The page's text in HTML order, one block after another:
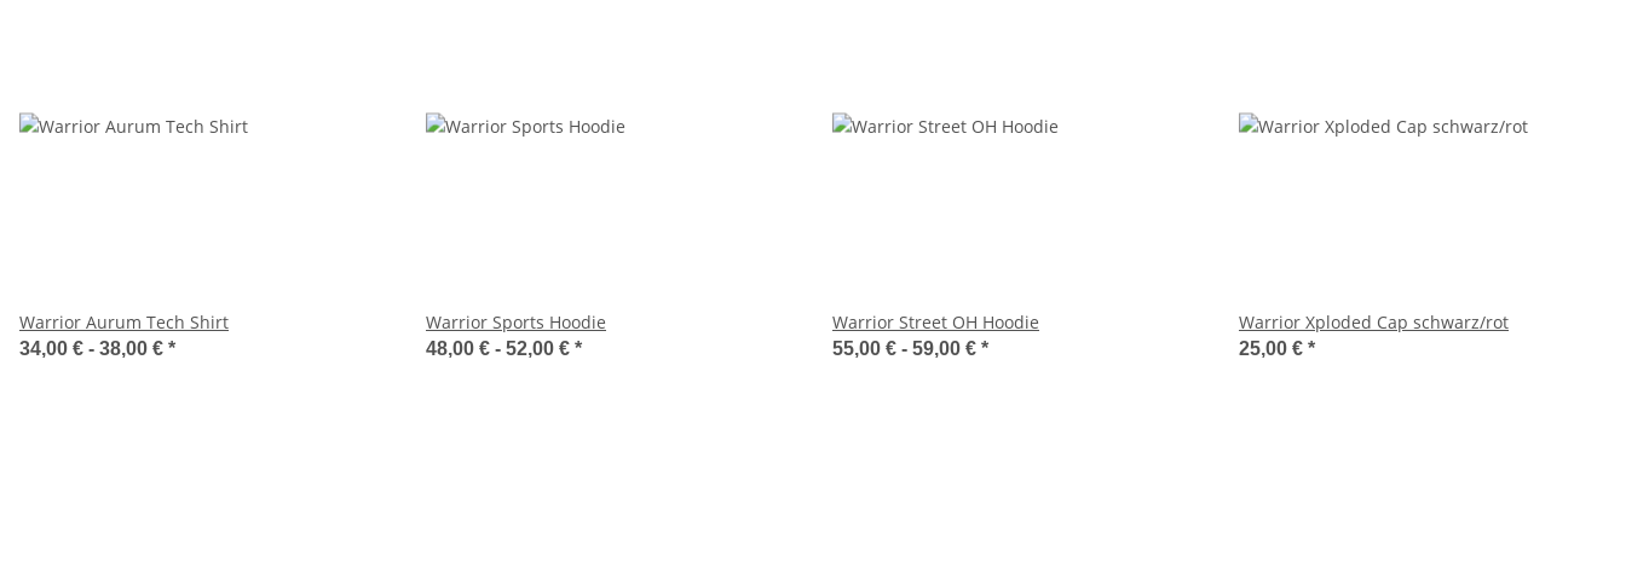
Warrior Aurum Tech Shirt
34,00 € - 38,00 € *
Warrior Sports Hoodie
48,00 € - 52,00 € *
Warrior Street OH Hoodie
55,00 € - 59,00 € *
Warrior Xploded Cap schwarz/rot
25,00 € *